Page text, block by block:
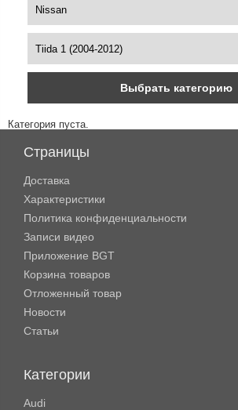
Выбрать категорию
Категория пуста.
Страницы
Доставка
Характеристики
Политика конфиденциальности
Записи видео
Приложение BGT
Корзина товаров
Отложенный товар
Новости
Статьи
Категории
Audi